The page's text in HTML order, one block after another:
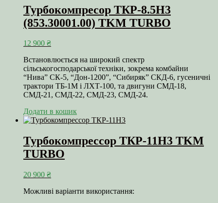
Турбокомпресор ТКР-8.5Н3
(853.30001.00) TKM TURBO
12 900 ₴
Встановлюється на широкий спектр
сільськогосподарської техніки, зокрема комбайни
“Нива” СК-5, “Дон-1200”, “Сибиряк” СКД-6, гусеничні
трактори ТБ-1М і ЛХТ-100, та двигуни СМД-18,
СМД-21, СМД-22, СМД-23, СМД-24.
Додати в кошик
Турбокомпрессор ТКР-11Н3 TKM
TURBO
20 900 ₴
Можливі варіанти використання: